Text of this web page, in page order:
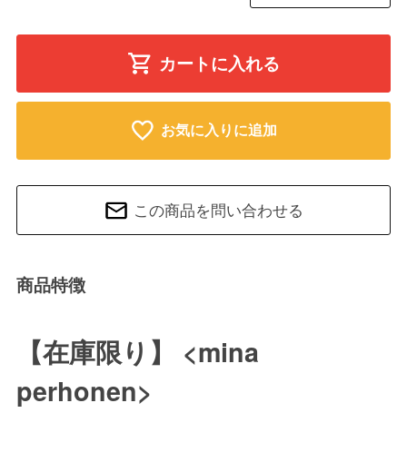
カートに入れる
お気に入りに追加
この商品を問い合わせる
商品特徴
【在庫限り】 <mina
perhonen>